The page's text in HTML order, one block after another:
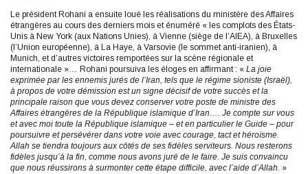
Le président Rohani a ensuite loué les réalisations du ministère des Affaires
étrangères au cours des derniers mois et énuméré « les complots des États-
Unis à New York (aux Nations Unies), à Vienne (siège de l’AIEA), à Bruxelles
(l’Union européenne), à La Haye, à Varsovie (le sommet anti-iranien), à
Munich, et d’autres victoires remportées sur la scène régionale et
internationale »… Rohani poursuiva les éloges en affirmant : « La joie
exprimée par les ennemis jurés de l’Iran, tels que le régime sioniste (Israël),
à propos de votre démission est un signe décisif de votre succès et la
principale raison que vous devez conserver votre poste de ministre des
Affaires étrangères de la République islamique d’Iran…. Je compte sur vous
et avec moi toute la République islamique – et en particulier le Guide – pour
poursuivre et persévérer dans votre voie avec courage, tact et héroïsme.
Allah se tiendra toujours aux côtés de ses fidèles serviteurs. Nous resterons
fidèles jusqu’à la fin, comme nous avons juré de le faire. Je suis convaincu
que nous réussirons à surmonter cette étape difficile, avec l’aide d’Allah. »